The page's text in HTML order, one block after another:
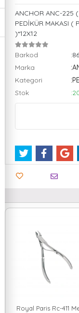
ANCHOR ANC-225
PEDİKÜR MAKASI (
)*12X12
Barkod
Marka
Kategori
Stok
Royal Paris Rc-411